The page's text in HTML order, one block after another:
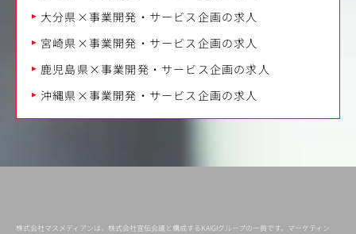
大分県×事業開発・サービス企画の求人
宮崎県×事業開発・サービス企画の求人
鹿児島県×事業開発・サービス企画の求人
沖縄県×事業開発・サービス企画の求人
株式会社マスメディアンは、株式会社宣伝会議と構成するKAIGIグループの一員です。マーケティン